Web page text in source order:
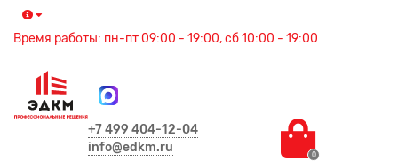
Время работы: пн-пт 09:00 - 19:00, сб 10:00 - 19:00
+7 499 404-12-04
info@edkm.ru
0